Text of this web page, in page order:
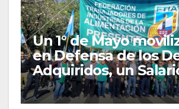
Un 1° de Mayo
en Defensa de los
Adquiridos, un
y las Organizaciones
Gremiales